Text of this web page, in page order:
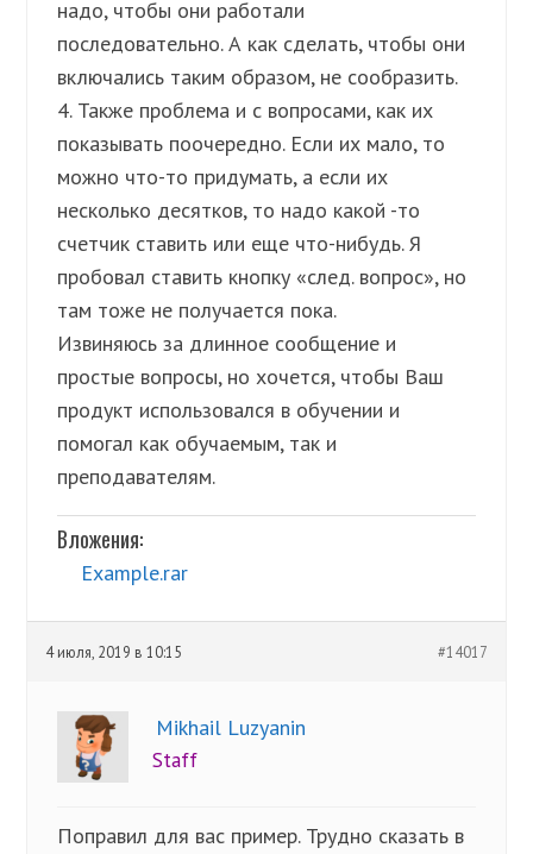
надо, чтобы они работали
последовательно. А как сделать, чтобы они
включались таким образом, не сообразить.
4. Также проблема и с вопросами, как их
показывать поочередно. Если их мало, то
можно что-то придумать, а если их
несколько десятков, то надо какой -то
счетчик ставить или еще что-нибудь. Я
пробовал ставить кнопку «след. вопрос», но
там тоже не получается пока.
Извиняюсь за длинное сообщение и
простые вопросы, но хочется, чтобы Ваш
продукт использовался в обучении и
помогал как обучаемым, так и
преподавателям.
Вложения:
Example.rar
4 июля, 2019 в 10:15 #14017
Mikhail Luzyanin
Staff
Поправил для вас пример. Трудно сказать в